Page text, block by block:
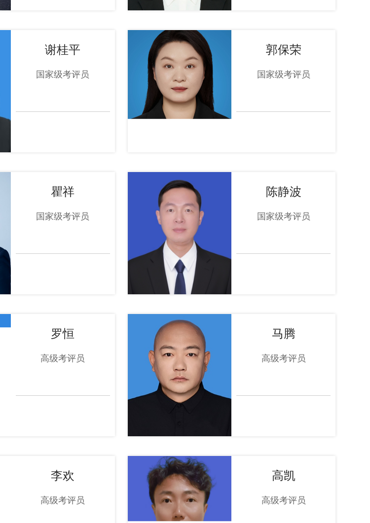
谢桂平
国家级考评员
郭保荣
国家级考评员
瞿祥
国家级考评员
陈静波
国家级考评员
罗恒
高级考评员
马腾
高级考评员
李欢
高级考评员
高凯
高级考评员